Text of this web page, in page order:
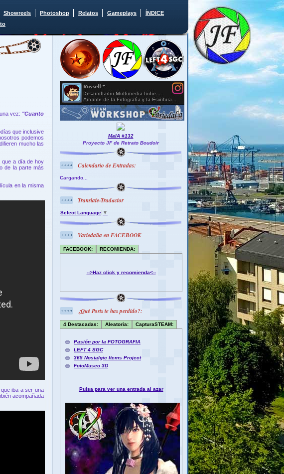
Showreels Photoshop Relatos Gameplays
ÍNDICE
vez: "Cuanto
que inclusive
podemos
mucho las
que a día de hoy
de la parte más
en la misma
iba a ser una
acompañada
MaIA #132
Proyecto JF de Retrato Boudoir
Calendario de Entradas:
Cargando...
Translate-Traductor
Select Language ▼
Variedalia en FACEBOOK
FACEBOOK: RECOMIENDA:
-->Haz click y recomienda<--
¿Qué Posts te has perdido?:
4 Destacadas: Aleatoria: CapturaSTEAM:
Pasión por la FOTOGRAFIA
LEFT 4 SGC
365 Nostalgic Items Project
FotoMuseo 3D
Pulsa para ver una entrada al azar